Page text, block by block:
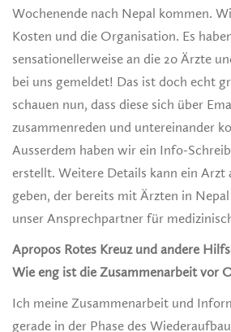
Wochenende nach Nepal kommen.
Kosten und die Organisation. Es
sensationellerweise an die 20 Ärzte
bei uns gemeldet! Das ist doch echt
schauen nun, dass diese sich über
zusammenreden und untereinander
Ausserdem haben wir ein Info-
erstellt. Weitere Details kann ein Arzt
geben, der bereits mit Ärzten in
unser Ansprechpartner für
Apropos Rotes Kreuz und andere
Wie eng ist die Zusammenarbeit vor
Ich meine Zusammenarbeit und
gerade in der Phase des